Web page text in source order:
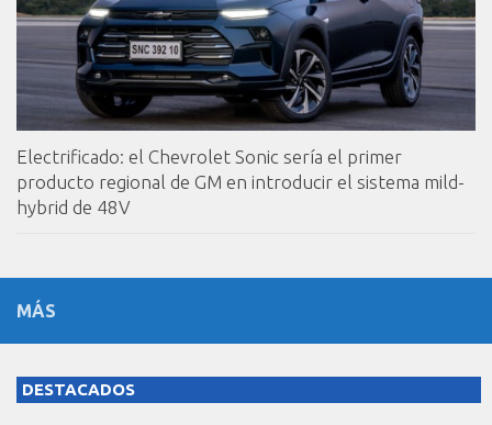
Electrificado: el Chevrolet Sonic sería el primer
producto regional de GM en introducir el sistema mild-
hybrid de 48V
MÁS
DESTACADOS